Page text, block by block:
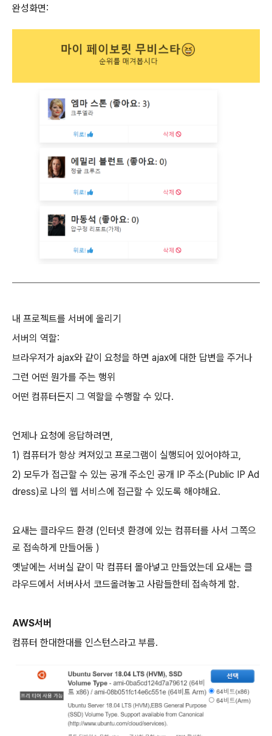
완성화면:
내 프로젝트를 서버에 올리기
서버의 역할:
브라우저가 ajax와 같이 요청을 하면 ajax에 대한 답변을 주거나
그런 어떤 뭔가를 주는 행위
어떤 컴퓨터든지 그 역할을 수행할 수 있다.
언제나 요청에 응답하려면,
1) 컴퓨터가 항상 켜져있고 프로그램이 실행되어 있어야하고,
2) 모두가 접근할 수 있는 공개 주소인 공개 IP 주소(Public IP Ad
dress)로 나의 웹 서비스에 접근할 수 있도록 해야해요.
요새는 클라우드 환경 (인터넷 환경에 있는 컴퓨터를 사서 그쪽으
로 접속하게 만들어둠 )
옛날에는 서버실 같이 막 컴퓨터 몰아넣고 만들었는데 요새는 클
라우드에서 서버사서 코드올려놓고 사람들한테 접속하게 함.
AWS서버
컴퓨터 한대한대를 인스턴스라고 부름.